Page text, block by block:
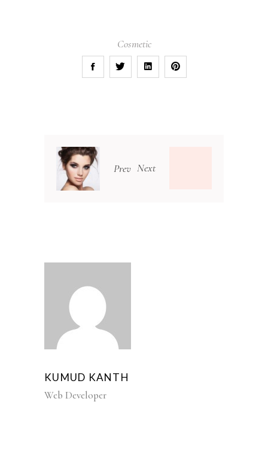
Cosmetic
Prev Next
KUMUD KANTH
Web Developer